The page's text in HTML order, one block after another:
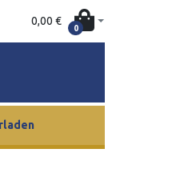
0,00 €
0